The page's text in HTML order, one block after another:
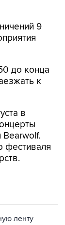
9
до конца
к
в
Bearwolf.
фестиваля
ленту